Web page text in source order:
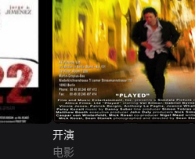
开演
电影